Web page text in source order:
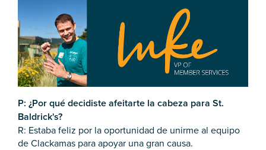
P: ¿Por qué decidiste afeitarte la cabeza para St.
Baldrick's?
R: Estaba feliz por la oportunidad de unirme al equipo
de Clackamas para apoyar una gran causa.